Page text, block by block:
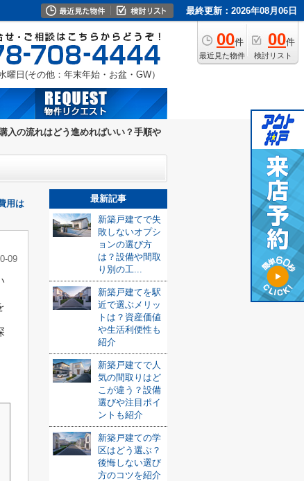
最終更新：2026年08月06日
00件
最近見た物件
00件
検討リスト
曜日(その他：年末年始・お盆・GW）
入の流れはどう進めればいい？手順や
用は
09
最新記事
新築戸建てで失
敗しないオプシ
ョンの選び方
は？設備や間取
り別の工...
新築戸建てを駅
近で選ぶメリッ
トは？資産価値
や生活利便性も
紹介
新築戸建てで人
気の間取りはど
こが違う？設備
選びや注目ポイ
ントも紹介
新築戸建ての学
区はどう選ぶ？
後悔しない選び
方のコツを紹介